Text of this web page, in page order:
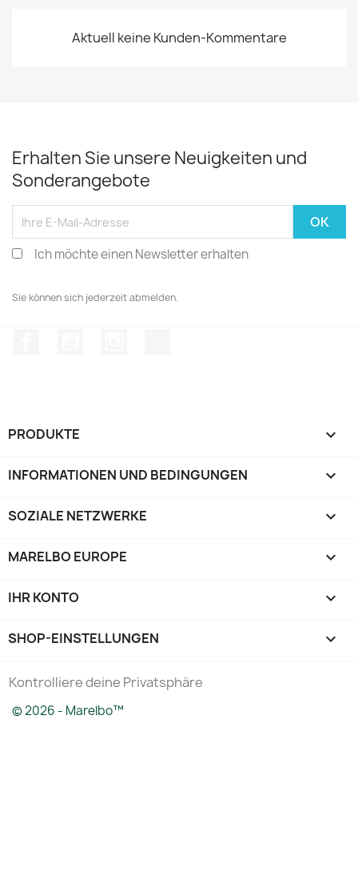
Aktuell keine Kunden-Kommentare
Erhalten Sie unsere Neuigkeiten und
Sonderangebote
Ich möchte einen Newsletter erhalten
Sie können sich jederzeit abmelden.
PRODUKTE 
INFORMATIONEN UND BEDINGUNGEN 
SOZIALE NETZWERKE 
MARELBO EUROPE 
IHR KONTO 
SHOP-EINSTELLUNGEN keyboard_arrow_down
Kontrolliere deine Privatsphäre
© 2026 - Marelbo™